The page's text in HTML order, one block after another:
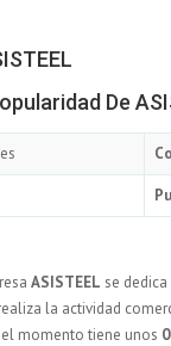
De
ASISTEEL se
la actividad
momento tiene unos 0